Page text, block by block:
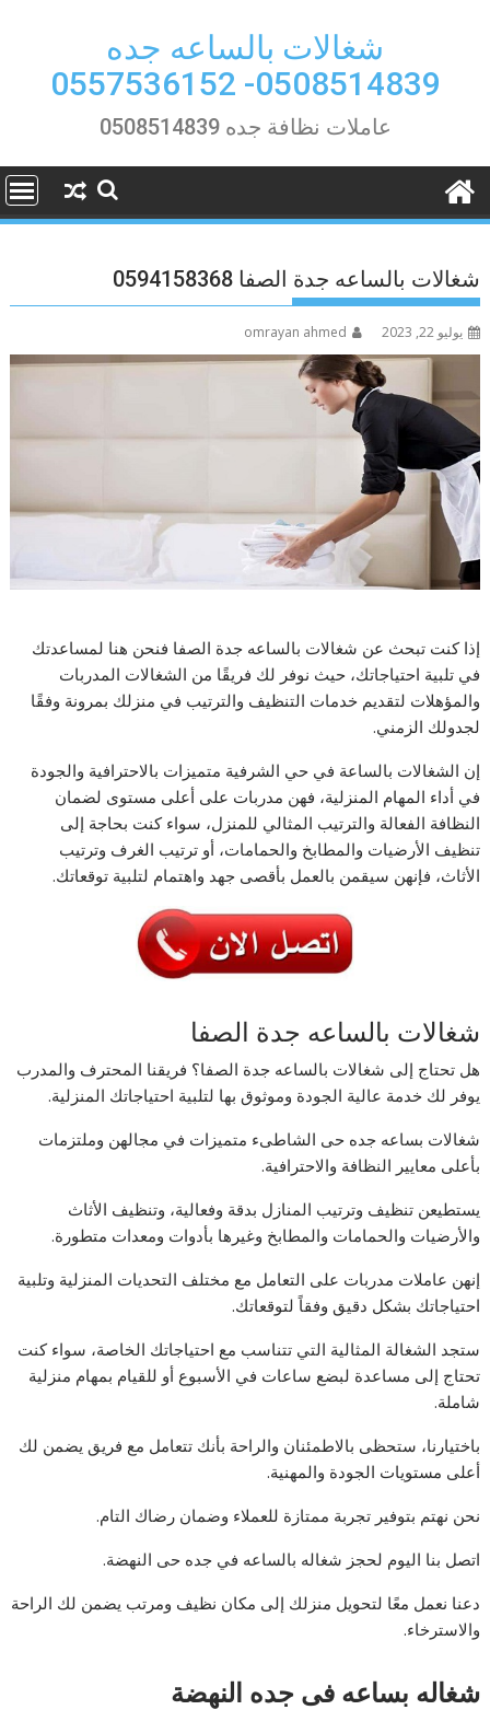
شغالات بالساعه جده
0508514839- 0557536152
عاملات نظافة جده 0508514839
شغالات بالساعه جدة الصفا 0594158368
يوليو 22, 2023 omrayan ahmed
إذا كنت تبحث عن شغالات بالساعه جدة الصفا فنحن هنا لمساعدتك
في تلبية احتياجاتك، حيث نوفر لك فريقًا من الشغالات المدربات
والمؤهلات لتقديم خدمات التنظيف والترتيب في منزلك بمرونة وفقًا
لجدولك الزمني.
إن الشغالات بالساعة في حي الشرفية متميزات بالاحترافية والجودة
في أداء المهام المنزلية، فهن مدربات على أعلى مستوى لضمان
النظافة الفعالة والترتيب المثالي للمنزل، سواء كنت بحاجة إلى
تنظيف الأرضيات والمطابخ والحمامات، أو ترتيب الغرف وترتيب
الأثاث، فإنهن سيقمن بالعمل بأقصى جهد واهتمام لتلبية توقعاتك.
شغالات بالساعه جدة الصفا
هل تحتاج إلى شغالات بالساعه جدة الصفا؟ فريقنا المحترف والمدرب
يوفر لك خدمة عالية الجودة وموثوق بها لتلبية احتياجاتك المنزلية.
شغالات بساعه جده حى الشاطىء متميزات في مجالهن وملتزمات
بأعلى معايير النظافة والاحترافية.
يستطيعن تنظيف وترتيب المنازل بدقة وفعالية، وتنظيف الأثاث
والأرضيات والحمامات والمطابخ وغيرها بأدوات ومعدات متطورة.
إنهن عاملات مدربات على التعامل مع مختلف التحديات المنزلية وتلبية
احتياجاتك بشكل دقيق وفقاً لتوقعاتك.
ستجد الشغالة المثالية التي تتناسب مع احتياجاتك الخاصة، سواء كنت
تحتاج إلى مساعدة لبضع ساعات في الأسبوع أو للقيام بمهام منزلية
شاملة.
باختيارنا، ستحظى بالاطمئنان والراحة بأنك تتعامل مع فريق يضمن لك
أعلى مستويات الجودة والمهنية.
نحن نهتم بتوفير تجربة ممتازة للعملاء وضمان رضاك التام.
اتصل بنا اليوم لحجز شغاله بالساعه في جده حى النهضة.
دعنا نعمل معًا لتحويل منزلك إلى مكان نظيف ومرتب يضمن لك الراحة
والاسترخاء.
شغاله بساعه فى جده النهضة